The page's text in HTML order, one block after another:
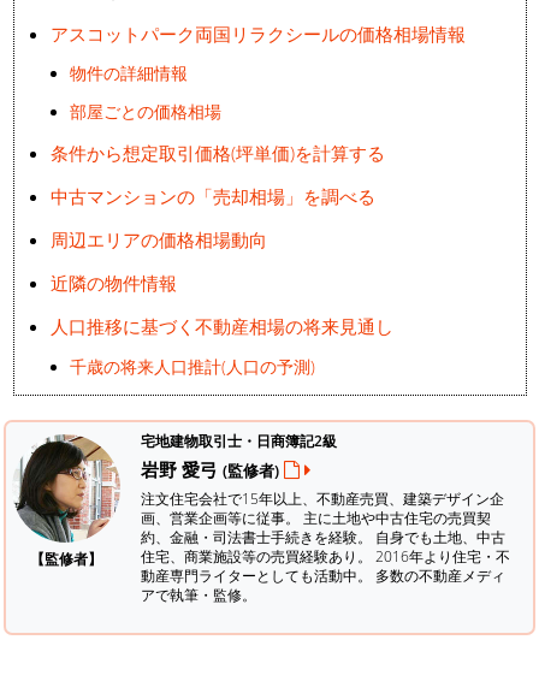
アスコットパーク両国リラクシールの価格相場情報
物件の詳細情報
部屋ごとの価格相場
条件から想定取引価格(坪単価)を計算する
中古マンションの「売却相場」を調べる
周辺エリアの価格相場動向
近隣の物件情報
人口推移に基づく不動産相場の将来見通し
千歳の将来人口推計(人口の予測)
【監修者】
宅地建物取引士・日商簿記2級
岩野 愛弓 (監修者)
注文住宅会社で15年以上、不動産売買、建築デザイン企
画、営業企画等に従事。 主に土地や中古住宅の売買契
約、金融・司法書士手続きを経験。 自身でも土地、中古
住宅、商業施設等の売買経験あり。 2016年より住宅・不
動産専門ライターとしても活動中。 多数の不動産メディ
アで執筆・監修。